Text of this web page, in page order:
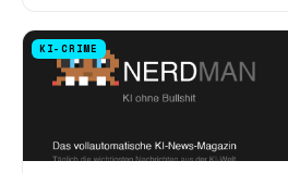
KI-CRIME